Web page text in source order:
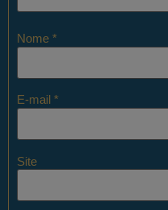
Nome *
E-mail *
Site